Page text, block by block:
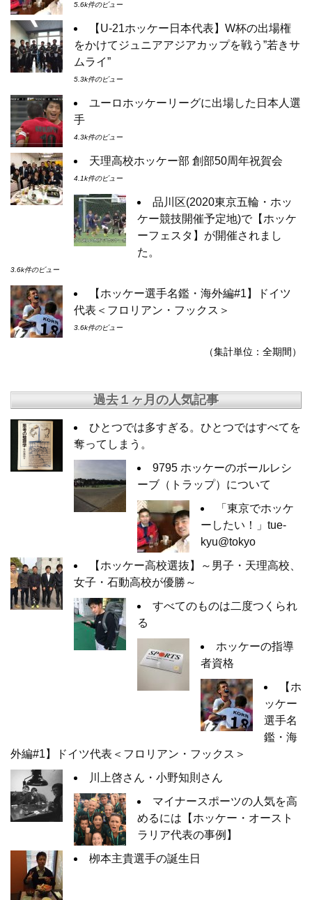
5.6k件のビュー
【U-21ホッケー日本代表】W杯の出場権
をかけてジュニアアジアカップを戦う”若きサ
ムライ”
5.3k件のビュー
ユーロホッケーリーグに出場した日本人選
手
4.3k件のビュー
天理高校ホッケー部 創部50周年祝賀会
4.1k件のビュー
品川区(2020東京五輪・ホッ
ケー競技開催予定地)で【ホッケ
ーフェスタ】が開催されまし
た。
3.6k件のビュー
【ホッケー選手名鑑・海外編#1】ドイツ
代表＜フロリアン・フックス＞
3.6k件のビュー
（集計単位：全期間）
過去１ヶ月の人気記事
ひとつでは多すぎる。ひとつではすべてを
奪ってしまう。
9795 ホッケーのボールレシ
ーブ（トラップ）について
「東京でホッケ
ーしたい！」tue-
kyu@tokyo
【ホッケー高校選抜】～男子・天理高校、
女子・石動高校が優勝～
すべてのものは二度つくられ
る
ホッケーの指導
者資格
【ホ
ッケー
選手名
鑑・海
外編#1】ドイツ代表＜フロリアン・フックス＞
川上啓さん・小野知則さん
マイナースポーツの人気を高
めるには【ホッケー・オースト
ラリア代表の事例】
栁本主貴選手の誕生日